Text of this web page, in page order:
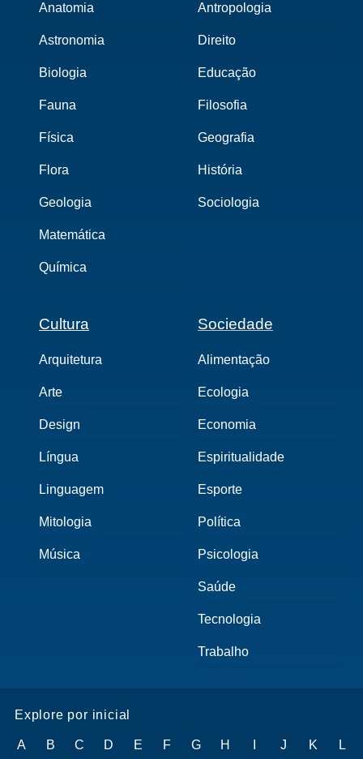
Anatomia
Astronomia
Biologia
Fauna
Física
Flora
Geologia
Matemática
Química
Antropologia
Direito
Educação
Filosofia
Geografia
História
Sociologia
Cultura
Arquitetura
Arte
Design
Língua
Linguagem
Mitologia
Música
Sociedade
Alimentação
Ecologia
Economia
Espiritualidade
Esporte
Política
Psicologia
Saúde
Tecnologia
Trabalho
Explore por inicial
A B C D E F G H J K L